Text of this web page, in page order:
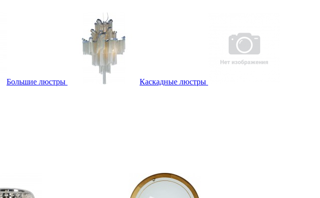
Большие люстры Каскадные люстры